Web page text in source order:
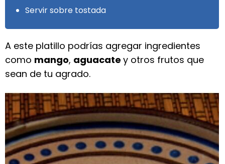
Servir sobre tostada
A este platillo podrías agregar ingredientes
como mango, aguacate y otros frutos que
sean de tu agrado.